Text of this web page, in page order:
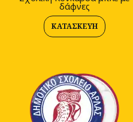
δάφνες
ΚΑΤΑΣΚΕΥΉ